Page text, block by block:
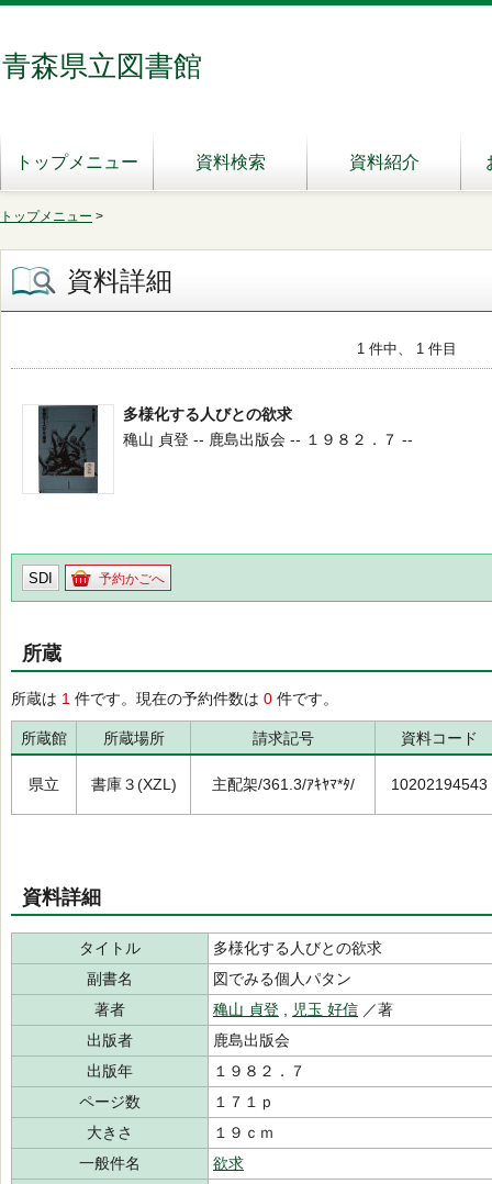
青森県立図書館
トップメニュー 資料検索 資料紹介
トップメニュー >
資料詳細
1 件中、 1 件目
多様化する人びとの欲求
穐山 貞登 -- 鹿島出版会 -- １９８２．７ --
SDI 予約かごへ
所蔵
所蔵は 1 件です。現在の予約件数は 0 件です。
所蔵館 所蔵場所 請求記号 資料コード
県立 書庫３(XZL) 主配架/361.3/ｱｷﾔﾏ*ﾀ/ 10202194543
資料詳細
タイトル
多様化する人びとの欲求
副書名
図でみる個人パタン
著者
穐山 貞登 児玉 好信 ／著
出版者
鹿島出版会
出版年
１９８２．７
ページ数
１７１ｐ
大きさ
１９ｃｍ
一般件名
欲求